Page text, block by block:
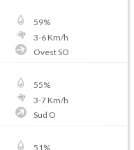
59%
3-6Km/h
Ovest SO
55%
3-7Km/h
Sud O
51 %